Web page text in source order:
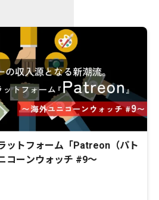
ットフォーム「Patreon（パト
コーンウォッチ #9〜